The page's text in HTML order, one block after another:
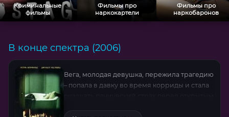
Криминальные
фильмы
Фильмы про
наркокартели
Фильмы про
наркобаронов
В конце спектра (2006)
Вега, молодая девушка, пережила трагедию
– попала в давку во время корриды и стала